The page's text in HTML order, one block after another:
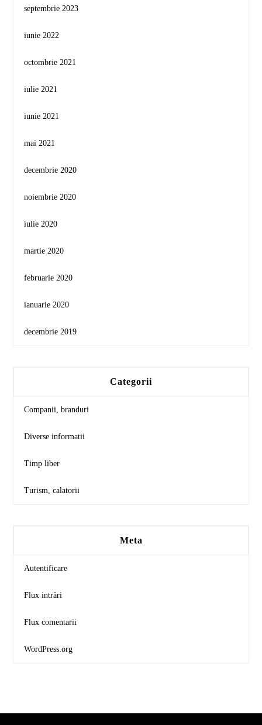
septembrie 2023
iunie 2022
octombrie 2021
iulie 2021
iunie 2021
mai 2021
decembrie 2020
noiembrie 2020
iulie 2020
martie 2020
februarie 2020
ianuarie 2020
decembrie 2019
Categorii
Companii, branduri
Diverse informatii
Timp liber
Turism, calatorii
Meta
Autentificare
Flux intrări
Flux comentarii
WordPress.org